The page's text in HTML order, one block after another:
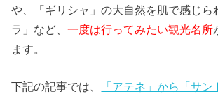
や、「ギリシャ」の大自然を肌で感じら
ラ」など、一度は行ってみたい観光名所
ます。
下記の記事では、
「アテネ」から「サ